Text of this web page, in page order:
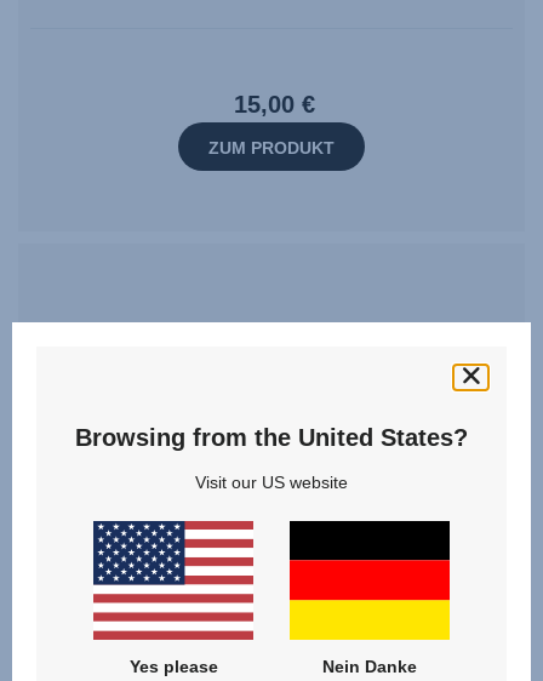
15,00 €
ZUM PRODUKT
Browsing from the United States?
Visit our US website
Yes please Nein Danke